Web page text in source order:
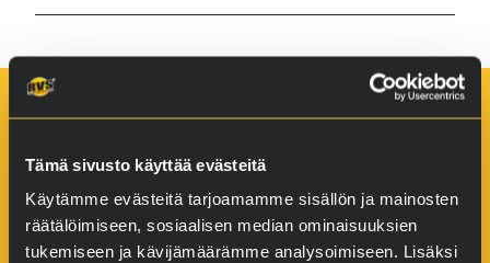
Tämä sivusto käyttää evästeitä
Käytämme evästeitä tarjoamamme sisällön ja mainosten
räätälöimiseen, sosiaalisen median ominaisuuksien
tukemiseen ja kävijämäärämme analysoimiseen. Lisäksi
Oy RVS Technology Ltd.
Pulttitie 2
00880 Helsinki
Y-Tunnus: 2118574-5